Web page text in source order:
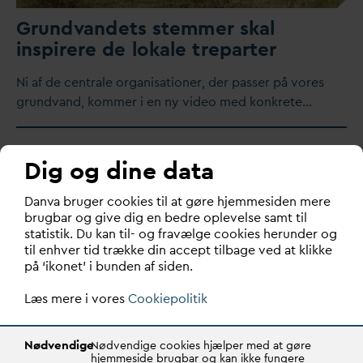
Grundvandets stemmer skal
inspirere de lokale treparter
​Ni af de centrale organisationer, der passer på vores
grundvand, kommer i en ny video med konkrete…
Grøn klimatilpasning kan styrke
Dig og dine data
Danva bruger cookies til at gøre hjemmesiden mere
brugbar og give dig en bedre oplevelse samt til
statistik. Du kan til- og fravælge cookies herunder og
til enhver tid trække din accept tilbage ved at klikke
på ‘ikonet’ i bunden af siden.
Læs mere i voresCookiepolitik
NødvendigeNødvendige cookies hjælper med at gøre
hjemmeside brugbar og kan ikke fungere